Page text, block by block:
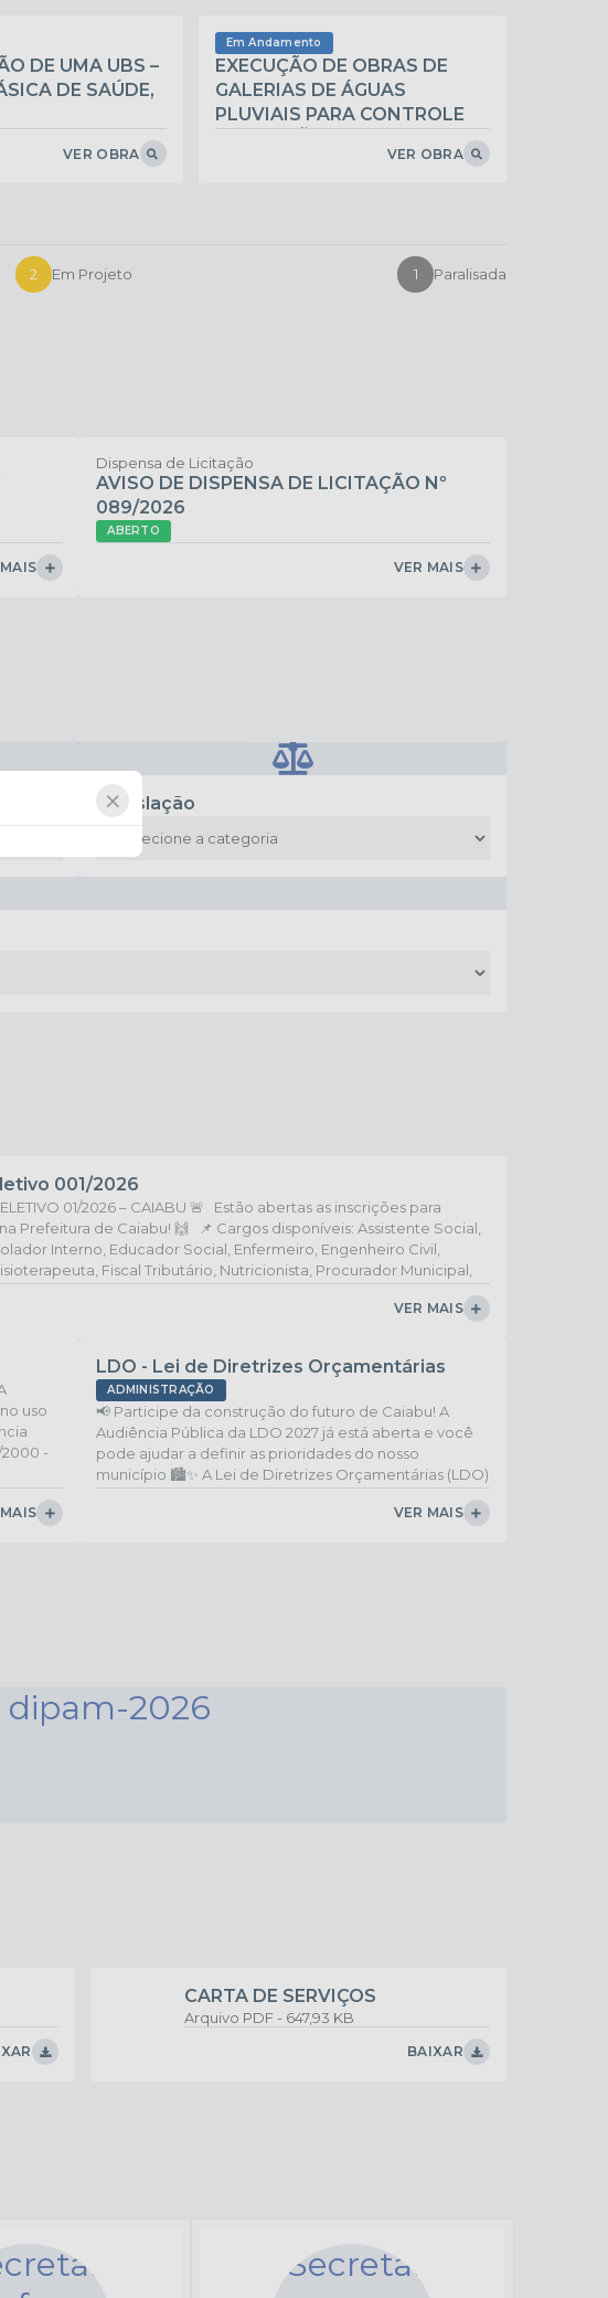
DE UMA UBS –
DE SAÚDE,
VER OBRA
Em Andamento
EXECUÇÃO DE OBRAS DE
GALERIAS DE ÁGUAS
PLUVIAIS PARA CONTROLE
VER OBRA
2 Em Projeto 1 Paralisada
Dispensa de Licitação
AVISO DE DISPENSA DE LICITAÇÃO Nº
089/2026
ABERTO
VER MAIS
Legislação
001/2026
01/2026 – CAIABU 🚨 Estão abertas as inscrições para
Prefeitura de Caiabu! 🙌 📌 Cargos disponíveis: Assistente Social,
Interno, Educador Social, Enfermeiro, Engenheiro Civil,
Fiscal Tributário, Nutricionista, Procurador Municipal,
diversas vagas na área da educação, administrativa, saúde e
VER MAIS
uso
-
LDO - Lei de Diretrizes Orçamentárias
ADMINISTRAÇÃO
📢 Participe da construção do futuro de Caiabu! A
Audiência Pública da LDO 2027 já está aberta e você
pode ajudar a definir as prioridades do nosso
município 🏙️✨ A Lei de Diretrizes Orçamentárias (LDO)
é essencial para planejar onde e como os recursos
públicos serão investidos no próximo ano, garantindo
VER MAIS
CARTA DE SERVIÇOS
PDF 647,93 KB
BAIXAR
×